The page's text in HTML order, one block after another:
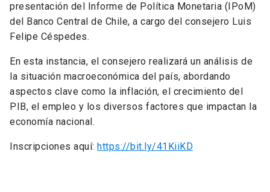
presentación del Informe de Política Monetaria (IPoM)
del Banco Central de Chile, a cargo del consejero Luis
Felipe Céspedes.
En esta instancia, el consejero realizará un análisis de
la situación macroeconómica del país, abordando
aspectos clave como la inflación, el crecimiento del
PIB, el empleo y los diversos factores que impactan la
economía nacional.
Inscripciones aquí: https://bit.ly/41KiiKD